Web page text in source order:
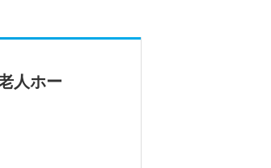
人ホー